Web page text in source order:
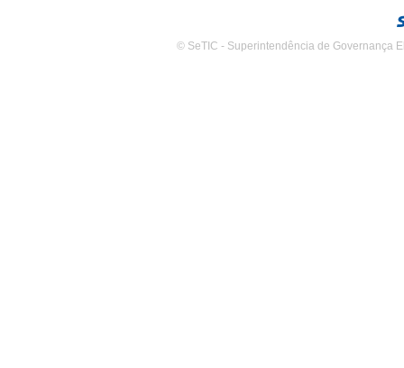
© SeTIC - Superintendência de Governança